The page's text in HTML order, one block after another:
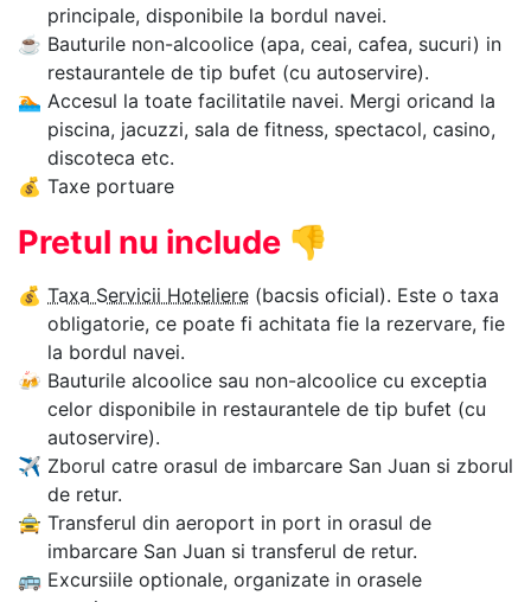
principale, disponibile la bordul navei.
☕ Bauturile non-alcoolice (apa, ceai, cafea, sucuri) in
restaurantele de tip bufet (cu autoservire).
🏊‍ Accesul la toate facilitatile navei. Mergi oricand la
piscina, jacuzzi, sala de fitness, spectacol, casino,
discoteca etc.
💰 Taxe portuare
Pretul nu include 👎
💰 Taxa Servicii Hoteliere (bacsis oficial). Este o taxa
obligatorie, ce poate fi achitata fie la rezervare, fie
la bordul navei.
🍻 Bauturile alcoolice sau non-alcoolice cu exceptia
celor disponibile in restaurantele de tip bufet (cu
autoservire).
✈ Zborul catre orasul de imbarcare San Juan si zborul
de retur.
🚖 Transferul din aeroport in port in orasul de
imbarcare San Juan si transferul de retur.
🚌 Excursiile optionale, organizate in orasele